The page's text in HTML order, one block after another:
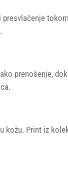
prenošenje,
kožu. Print iz